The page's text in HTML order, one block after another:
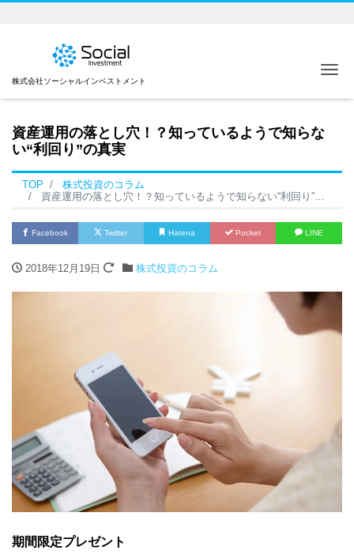
株式会社ソーシャルインベストメント
資産運用の落とし穴！？知っているようで知らな
い“利回り”の真実
TOP
株式投資のコラム
資産運用の落とし穴！？知っているようで知らない“利回り”の真実
Facebook Twitter Hatena Pocket LINE
2018年12月19日 株式投資のコラム
期間限定プレゼント